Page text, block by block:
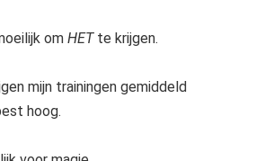
om HETte krijgen.
mijn trainingen gemiddeld
hoog.